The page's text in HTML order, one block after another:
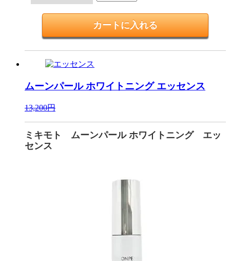
ムーンパール ホワイトニング エッセンス
13,200円
ミキモト ムーンパール ホワイトニング エッ
センス